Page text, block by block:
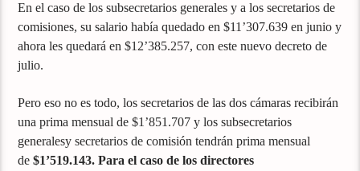
En el caso de los subsecretarios generales y a los secretarios de
comisiones, su salario había quedado en $11’307.639 en junio y
ahora les quedará en $12’385.257, con este nuevo decreto de
julio.
Pero eso no es todo, los secretarios de las dos cámaras recibirán
una prima mensual de $1’851.707 y los subsecretarios
generalesy secretarios de comisión tendrán prima mensual
de$1’519.143. Para el caso de los directores